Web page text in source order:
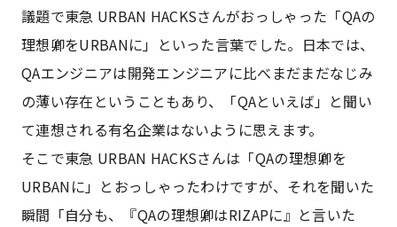
議題で東急 URBAN HACKSさんがおっしゃった「QAの
理想卿をURBANに」といった言葉でした。日本では、
QAエンジニアは開発エンジニアに比べまだまだなじみ
の薄い存在ということもあり、「QAといえば」と聞い
て連想される有名企業はないように思えます。
そこで東急 URBAN HACKSさんは「QAの理想卿を
URBANに」とおっしゃったわけですが、それを聞いた
瞬間「自分も、『QAの理想卿はRIZAPに』と言いた